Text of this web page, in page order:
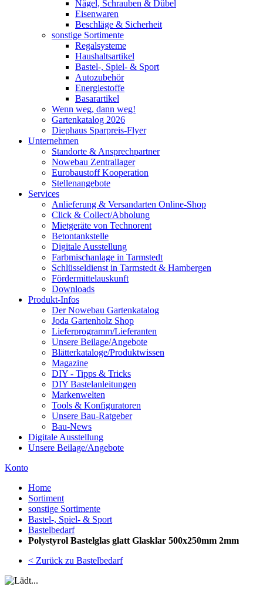
Nägel, Schrauben & Dübel
Eisenwaren
Beschläge & Sicherheit
sonstige Sortimente
Regalsysteme
Haushaltsartikel
Bastel-, Spiel- & Sport
Autozubehör
Energiestoffe
Basarartikel
Wenn weg, dann weg!
Gartenkatalog 2026
Diephaus Sparpreis-Flyer
Unternehmen
Standorte & Ansprechpartner
Nowebau Zentrallager
Eurobaustoff Kooperation
Stellenangebote
Services
Anlieferung & Versandarten Online-Shop
Click & Collect/Abholung
Mietgeräte von Technorent
Betontankstelle
Digitale Ausstellung
Farbmischanlage in Tarmstedt
Schlüsseldienst in Tarmstedt & Hambergen
Fördermittelauskunft
Downloads
Produkt-Infos
Der Nowebau Gartenkatalog
Joda Gartenholz Shop
Lieferprogramm/Lieferanten
Unsere Beilage/Angebote
Blätterkataloge/Produktwissen
Magazine
DIY - Tipps & Tricks
DIY Bastelanleitungen
Markenwelten
Tools & Konfiguratoren
Unsere Bau-Ratgeber
Bau-News
Digitale Ausstellung
Unsere Beilage/Angebote
Konto
Home
Sortiment
sonstige Sortimente
Bastel-, Spiel- & Sport
Bastelbedarf
Polystyrol Bastelglas glatt Glasklar 500x250mm 2mm
< Zurück zu Bastelbedarf